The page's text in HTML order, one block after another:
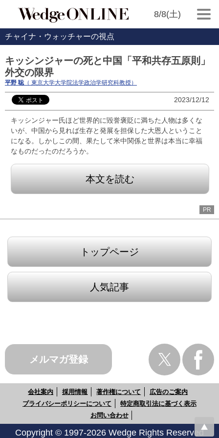
8/8(土)
チャイナ・ウォッチャーの視点
キッシンジャーの死と中国「平和共存五原則」
外交の限界
平野 聡 （ 東京大学大学院法学政治学研究科教授）
2023/12/12
キッシンジャー氏ほど世界的に毀誉褒貶に満ちた人物は多くな
いが、中国から見れば生存と発展を担保した大恩人ということ
になる。しかしこの間、果たして米中関係と世界は本当に幸福
なものだったのだろうか。
本文を読む
PR
トップページ
人気記事
メルマガ登録
会社案内 採用情報 著作権について
広告のご案内
プライバシーポリシーについて
特定商取引法に基づく表示
お問い合わせ
Copyright © 1997-2026 Wedge Rights Reserved